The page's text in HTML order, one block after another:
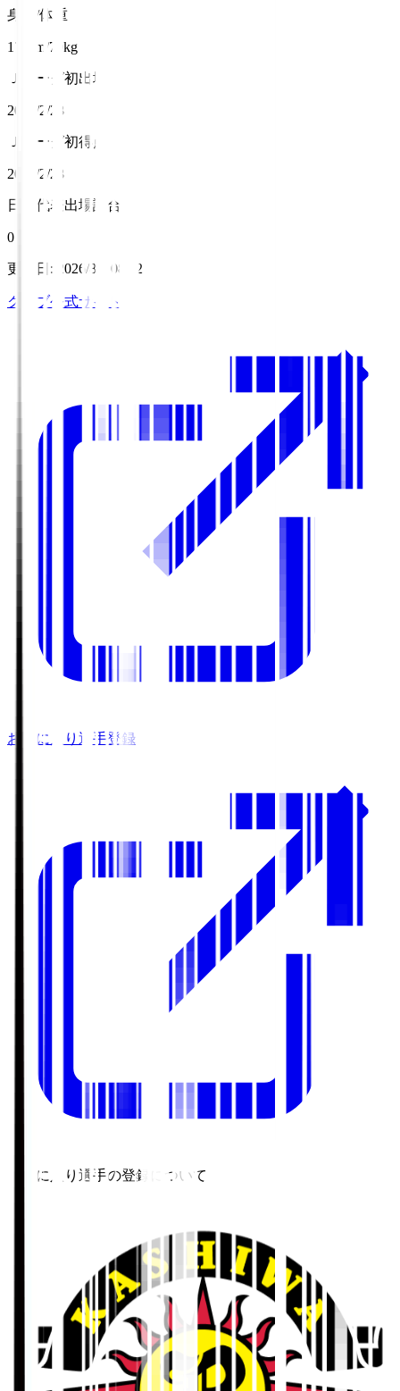
身長/体重
170cm/70kg
Ｊリーグ初出場
2016/2/28
Ｊリーグ初得点
2016/2/28
日本代表出場試合数
0
更新日 : 2026/8/7 08:12
クラブ公式サイト
お気に入り選手登録
お気に入り選手の登録について